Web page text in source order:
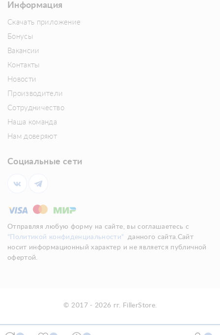
Информация
Скачать приложение
Бонусы
Вакансии
Контакты
Новости
Производители
Сотрудничество
Наша команда
Нам доверяют
Социальные сети
Отправляя любую форму на сайте, вы соглашаетесь с
"Политикой конфиденциальности"
данного сайта.Сайт
носит информационный характер и не является публичной
офертой.
© 2017 - 2026 гг. FillerStore.